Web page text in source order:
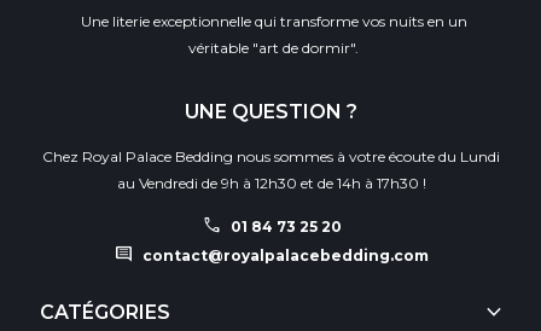
Une literie exceptionnelle qui transforme vos nuits en un
véritable "art de dormir".
UNE QUESTION ?
Chez Royal Palace Bedding nous sommes à votre écoute du Lundi
au Vendredi de 9h à 12h30 et de 14h à 17h30 !
call 01 84 73 25 20
comment contact@royalpalacebedding.com
CATÉGORIES keyboard_arrow_down